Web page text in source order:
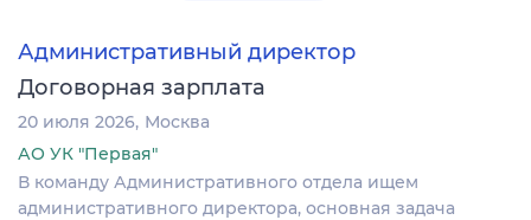
Административный директор
Договорная зарплата
20 июля 2026 Москва
АО УК "Первая"
В команду Административного отдела ищем
административного директора, основная задача